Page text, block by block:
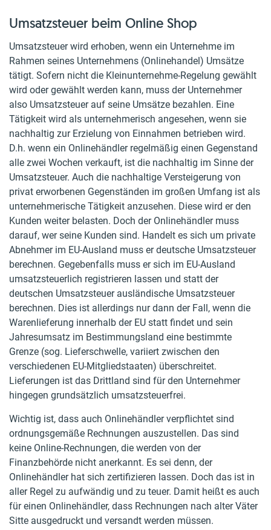
Umsatzsteuer beim Online Shop
Umsatzsteuer wird erhoben, wenn ein Unternehme im
Rahmen seines Unternehmens (Onlinehandel) Umsätze
tätigt. Sofern nicht die Kleinunternehme-Regelung gewählt
wird oder gewählt werden kann, muss der Unternehmer
also Umsatzsteuer auf seine Umsätze bezahlen. Eine
Tätigkeit wird als unternehmerisch angesehen, wenn sie
nachhaltig zur Erzielung von Einnahmen betrieben wird.
D.h. wenn ein Onlinehändler regelmäßig einen Gegenstand
alle zwei Wochen verkauft, ist die nachhaltig im Sinne der
Umsatzsteuer. Auch die nachhaltige Versteigerung von
privat erworbenen Gegenständen im großen Umfang ist als
unternehmerische Tätigkeit anzusehen. Diese wird er den
Kunden weiter belasten. Doch der Onlinehändler muss
darauf, wer seine Kunden sind. Handelt es sich um private
Abnehmer im EU-Ausland muss er deutsche Umsatzsteuer
berechnen. Gegebenfalls muss er sich im EU-Ausland
umsatzsteuerlich registrieren lassen und statt der
deutschen Umsatzsteuer ausländische Umsatzsteuer
berechnen. Dies ist allerdings nur dann der Fall, wenn die
Warenlieferung innerhalb der EU statt findet und sein
Jahresumsatz im Bestimmungsland eine bestimmte
Grenze (sog. Lieferschwelle, variiert zwischen den
verschiedenen EU-Mitgliedstaaten) überschreitet.
Lieferungen ist das Drittland sind für den Unternehmer
hingegen grundsätzlich umsatzsteuerfrei.
Wichtig ist, dass auch Onlinehändler verpflichtet sind
ordnungsgemäße Rechnungen auszustellen. Das sind
keine Online-Rechnungen, die werden von der
Finanzbehörde nicht anerkannt. Es sei denn, der
Onlinehändler hat sich zertifizieren lassen. Doch das ist in
aller Regel zu aufwändig und zu teuer. Damit heißt es auch
für einen Onlinehändler, dass Rechnungen nach alter Väter
Sitte ausgedruckt und versandt werden müssen.